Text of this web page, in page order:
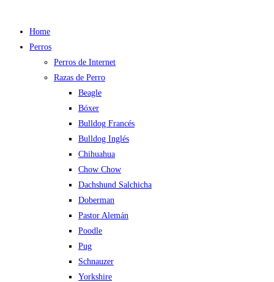
Home
Perros
Perros de Internet
Razas de Perro
Beagle
Bóxer
Bulldog Francés
Bulldog Inglés
Chihuahua
Chow Chow
Dachshund Salchicha
Doberman
Pastor Alemán
Poodle
Pug
Schnauzer
Yorkshire